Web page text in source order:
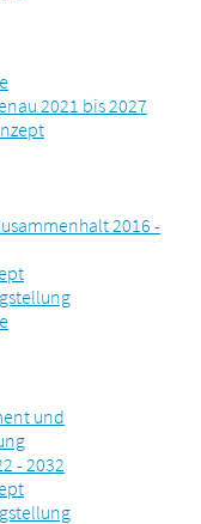
2021 bis 2027
2016 -
und
- 2032